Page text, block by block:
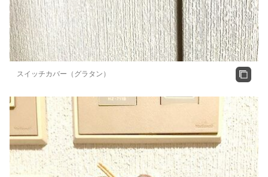
スイッチカバー（グラタン）